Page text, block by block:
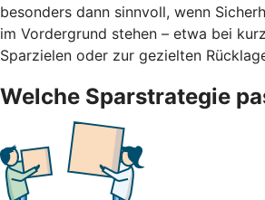
besonders dann sinnvoll, wenn
im Vordergrund stehen – etwa bei
Sparzielen oder zur gezielten
Welche Sparstrategie